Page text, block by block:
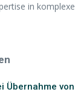
in
Übernahme